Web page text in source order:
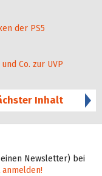
der PS5
Co. zur UVP
Inhalt
Newsletter) bei
anmelden!